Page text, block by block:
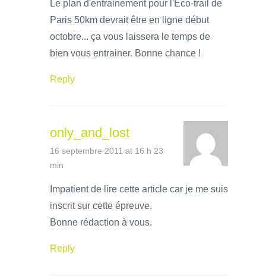
Le plan d'entrainement pour l'Eco-trail de
Paris 50km devrait être en ligne début
octobre... ça vous laissera le temps de
bien vous entrainer. Bonne chance !
Reply
only_and_lost
16 septembre 2011 at 16 h 23
min
Impatient de lire cette article car je me suis
inscrit sur cette épreuve.
Bonne rédaction à vous.
Reply